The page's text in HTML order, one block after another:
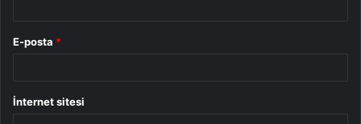
E-posta *
İnternet sitesi